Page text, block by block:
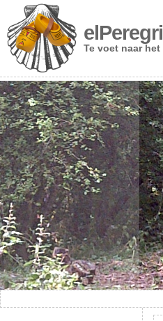
Te voet naar